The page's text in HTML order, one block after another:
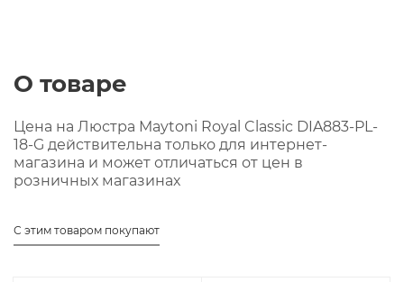
О товаре
Цена на Люстра Maytoni Royal Classic DIA883-PL-
18-G действительна только для интернет-
магазина и может отличаться от цен в
розничных магазинах
С этим товаром покупают